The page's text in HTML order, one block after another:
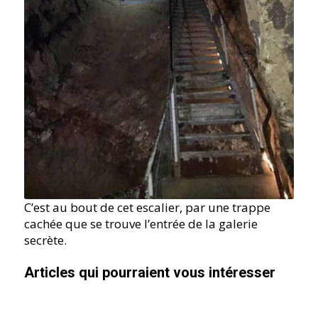
C’est au bout de cet escalier, par une trappe
cachée que se trouve l’entrée de la galerie
secrète.
Articles qui pourraient vous intéresser